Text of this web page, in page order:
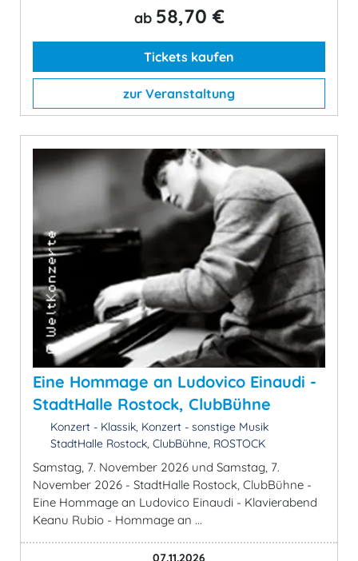
ab 58,70 €
Tickets kaufen
zur Veranstaltung
Eine Hommage an Ludovico Einaudi -
StadtHalle Rostock, ClubBühne
Konzert - Klassik, Konzert - sonstige Musik
StadtHalle Rostock, ClubBühne, ROSTOCK
Samstag, 7. November 2026 und Samstag, 7.
November 2026 - StadtHalle Rostock, ClubBühne -
Eine Hommage an Ludovico Einaudi - Klavierabend
Keanu Rubio - Hommage an ...